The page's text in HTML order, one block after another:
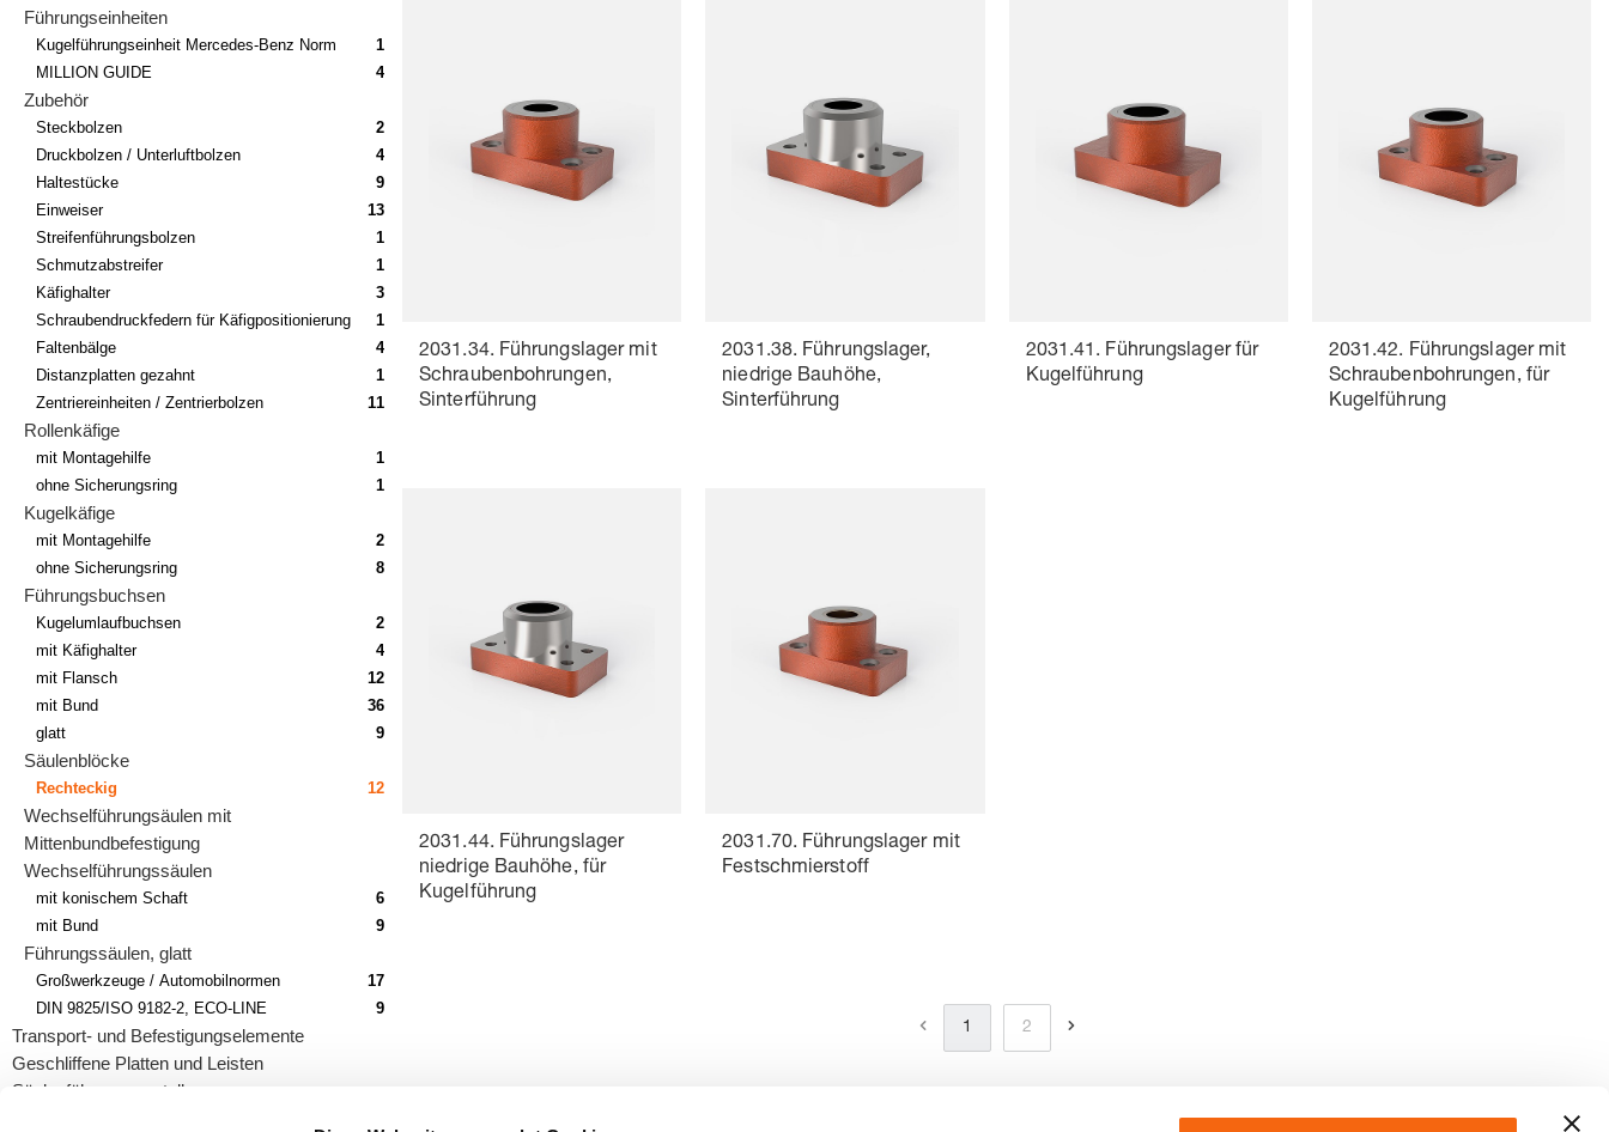
Führungseinheiten
Kugelführungseinheit Mercedes-Benz Norm
1
MILLION GUIDE
4
Zubehör
Steckbolzen
2
Druckbolzen / Unterluftbolzen
4
Haltestücke
9
Einweiser
13
Streifenführungsbolzen
1
Schmutzabstreifer
1
Käfighalter
3
Schraubendruckfedern für Käfigpositionierung
1
Faltenbälge
4
Distanzplatten gezahnt
1
Zentriereinheiten / Zentrierbolzen
11
Rollenkäfige
mit Montagehilfe
1
ohne Sicherungsring
1
Kugelkäfige
mit Montagehilfe
2
ohne Sicherungsring
8
Führungsbuchsen
Kugelumlaufbuchsen
2
mit Käfighalter
4
mit Flansch
12
mit Bund
36
glatt
9
Säulenblöcke
Rechteckig 12
Wechselführungsäulen mit
Mittenbundbefestigung
Wechselführungssäulen
mit konischem Schaft
6
mit Bund
9
Führungssäulen, glatt
Großwerkzeuge / Automobilnormen
17
DIN 9825/ISO 9182-2, ECO-LINE
9
Transport- und Befestigungselemente
Geschliffene Platten und Leisten
Säulenführungsgestelle
2031.34. Führungslager mit
Schraubenbohrungen,
Sinterführung
2031.38. Führungslager,
niedrige Bauhöhe,
Sinterführung
2031.41. Führungslager für
Kugelführung
2031.42. Führungslager mit
Schraubenbohrungen, für
Kugelführung
2031.44. Führungslager
niedrige Bauhöhe, für
Kugelführung
2031.70. Führungslager mit
Festschmierstoff
1 2